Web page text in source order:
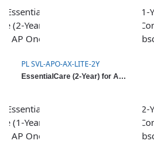
PL SVL-APO-AX-LITE-2Y
EssentialCare (2-Year) for AP One AX